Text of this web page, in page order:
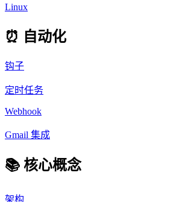
Linux
⏰ 自动化
钩子
定时任务
Webhook
Gmail 集成
📚 核心概念
架构